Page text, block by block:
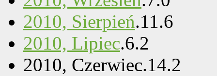
2010, Sierpień.11.6
2010, Lipiec.6.2
2010, Czerwiec.14.2